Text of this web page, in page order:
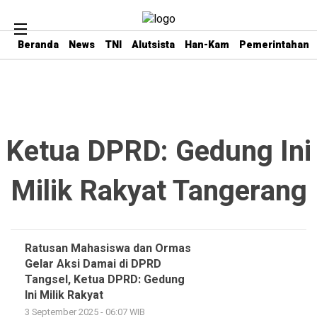
Beranda News TNI Alutsista Han-Kam Pemerintahan
Ketua DPRD: Gedung Ini
Milik Rakyat Tangerang
Ratusan Mahasiswa dan Ormas
Gelar Aksi Damai di DPRD
Tangsel, Ketua DPRD: Gedung
Ini Milik Rakyat
3 September 2025 - 06:07 WIB